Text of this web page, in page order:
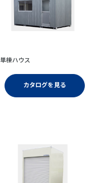
単棟ハウス
カタログを見る